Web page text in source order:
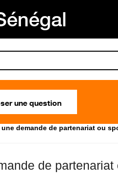
une question
demande de partenariat ou
de partenariat